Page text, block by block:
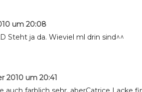
um 20:08
Steht ja da. Wieviel ml drin sind^^
2010 um 20:41